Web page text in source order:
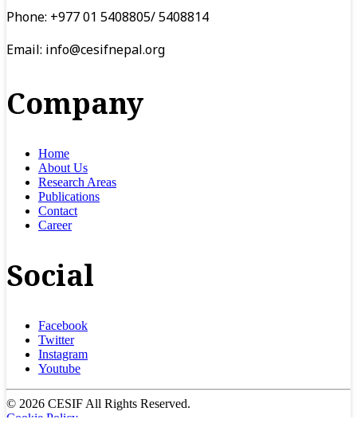
Phone: +977 01 5408805/ 5408814
Email: info@cesifnepal.org
Company
Home
About Us
Research Areas
Publications
Contact
Career
Social
Facebook
Twitter
Instagram
Youtube
© 2026 CESIF All Rights Reserved.
Cookie Policy